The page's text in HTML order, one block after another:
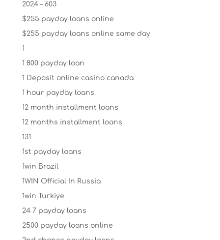
2024 – 603
$255 payday loans online
$255 payday loans online same day
1
1 800 payday loan
1 Deposit online casino canada
1 hour payday loans
12 month installment loans
12 months installment loans
131
1st payday loans
1win Brazil
1WIN Official In Russia
1win Turkiye
24 7 payday loans
2500 payday loans online